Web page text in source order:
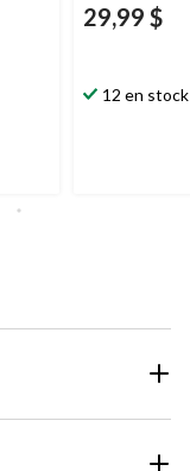
29,99 $
12 en stock